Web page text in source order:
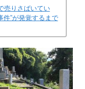
売りさばいてい
件”が発覚するまで